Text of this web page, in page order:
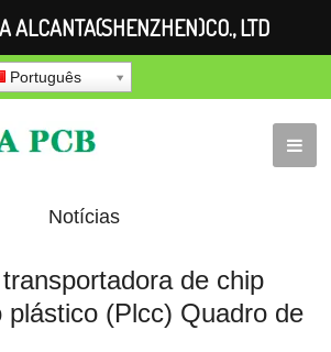
Português
Notícias
de chip
plástico (Plcc) Quadro de
ALCANTA(SHENZHEN)CO., LTD